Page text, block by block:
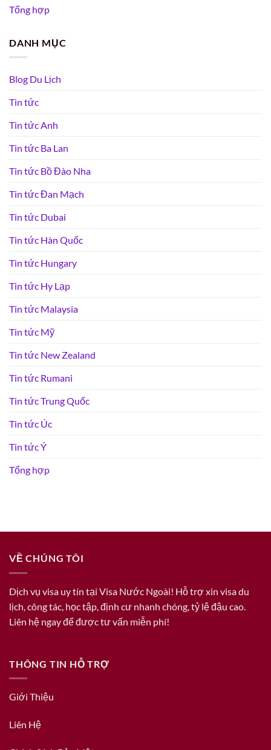
Tổng hợp
DANH MỤC
Blog Du Lịch
Tin tức
Tin tức Anh
Tin tức Ba Lan
Tin tức Bồ Đào Nha
Tin tức Đan Mạch
Tin tức Dubai
Tin tức Hàn Quốc
Tin tức Hungary
Tin tức Hy Lạp
Tin tức Malaysia
Tin tức Mỹ
Tin tức New Zealand
Tin tức Rumani
Tin tức Trung Quốc
Tin tức Úc
Tin tức Ý
Tổng hợp
VỀ CHÚNG TÔI
Dịch vụ visa uy tín tại Visa Nước Ngoài! Hỗ trợ xin visa du
lịch, công tác, học tập, định cư nhanh chóng, tỷ lệ đậu cao.
Liên hệ ngay để được tư vấn miễn phí!
THÔNG TIN HỖ TRỢ
Giới Thiệu
Liên Hệ